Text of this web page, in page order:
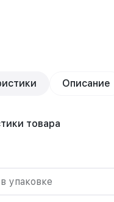
Описание
товара
упаковке